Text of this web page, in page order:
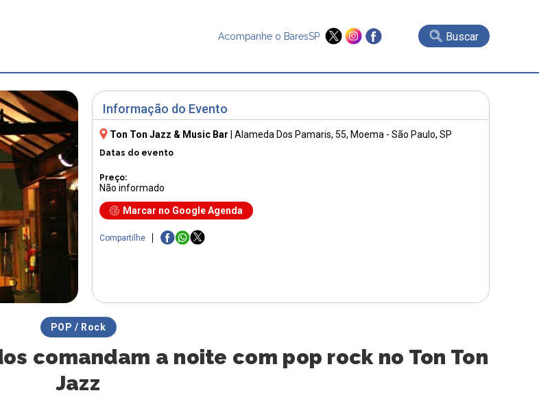
Acompanhe o BaresSP Buscar
Informação do Evento
Ton Ton Jazz & Music Bar Alameda Dos Pamaris, 55, Moema - São Paulo, SP
Datas do evento
Preço:
Não informado
Marcar no Google Agenda
Compartilhe
POP / Rock
comandam a noite com pop rock no Ton Ton
Jazz